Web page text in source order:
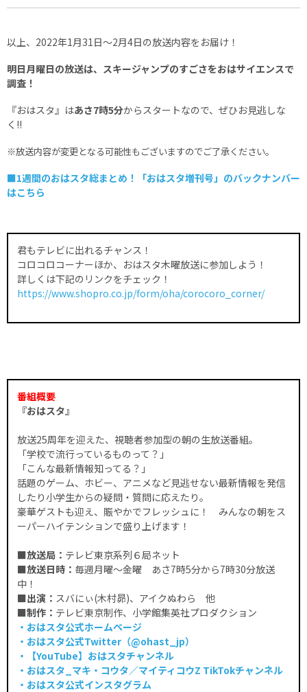
以上、2022年1月31日～2月4日の放送内容をお届け！
明日月曜日の放送は、スキージャンプのすごさをおはサイエンスで
調査！
『おはスタ』はあさ7時5分からスタートなので、ぜひお見逃しな
く!!
※放送内容が変更となる可能性もございますのでご了承ください。
■1週間のおはスタ総まとめ！「おはスタ増刊号」のバックナンバー
はこちら
君もテレビに出れるチャンス！
コロコロコーナーほか、おはスタ木曜放送に参加しよう！
詳しくは下記のリンクをチェック！
https://www.shopro.co.jp/form/oha/corocoro_corner/
番組概要
『おはスタ』
放送25周年を迎えた、視聴者参加型の朝の生放送番組。
「学校で流行っているものって？」
「こんな最新情報知ってる？」
話題のゲーム、ホビー、アニメなど見逃せない最新情報を発信
したり小学生からの疑問・質問に応えたり。
豪華ゲストも迎え、賑やかでフレッシュに！ みんなの朝をス
ーパーハイテンションで盛り上げます！
■放送局： テレビ東京系列６局ネット
■放送日時： 毎週月曜～金曜 あさ7時5分から7時30分放送
中！
■出演： スバにぃ(木村昴)、アイクぬわら 他
■制作： テレビ東京制作、小学館集英社プロダクション
・おはスタ公式ホームページ
・おはスタ公式Twitter（@ohast_jp）
・【YouTube】 おはスタチャンネル
・おはスタ_マキ・コウタ／マイティコウZ TikTokチャンネル
・おはスタ公式インスタグラム